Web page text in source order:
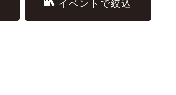
イベントで絞込